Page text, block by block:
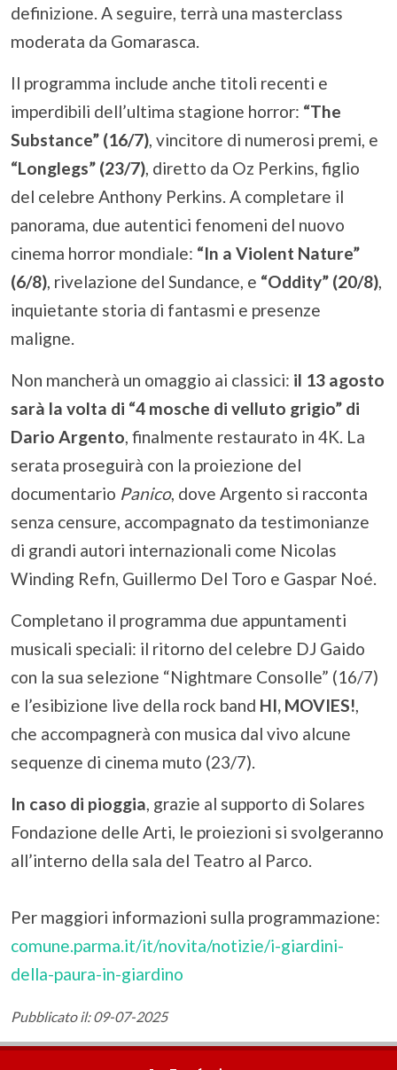
definizione. A seguire, terrà una masterclass
moderata da Gomarasca.
Il programma include anche titoli recenti e
imperdibili dell’ultima stagione horror: “The
Substance” (16/7), vincitore di numerosi premi, e
“Longlegs” (23/7), diretto da Oz Perkins, figlio
del celebre Anthony Perkins. A completare il
panorama, due autentici fenomeni del nuovo
cinema horror mondiale: “In a Violent Nature”
(6/8), rivelazione del Sundance, e “Oddity” (20/8),
inquietante storia di fantasmi e presenze
maligne.
Non mancherà un omaggio ai classici: il 13 agosto
sarà la volta di “4 mosche di velluto grigio” di
Dario Argento, finalmente restaurato in 4K. La
serata proseguirà con la proiezione del
documentario Panico, dove Argento si racconta
senza censure, accompagnato da testimonianze
di grandi autori internazionali come Nicolas
Winding Refn, Guillermo Del Toro e Gaspar Noé.
Completano il programma due appuntamenti
musicali speciali: il ritorno del celebre DJ Gaido
con la sua selezione “Nightmare Consolle” (16/7)
e l’esibizione live della rock band HI, MOVIES!,
che accompagnerà con musica dal vivo alcune
sequenze di cinema muto (23/7).
In caso di pioggia, grazie al supporto di Solares
Fondazione delle Arti, le proiezioni si svolgeranno
all’interno della sala del Teatro al Parco.
Per maggiori informazioni sulla programmazione:
comune.parma.it/it/novita/notizie/i-giardini-
della-paura-in-giardino
Pubblicato il: 09-07-2025